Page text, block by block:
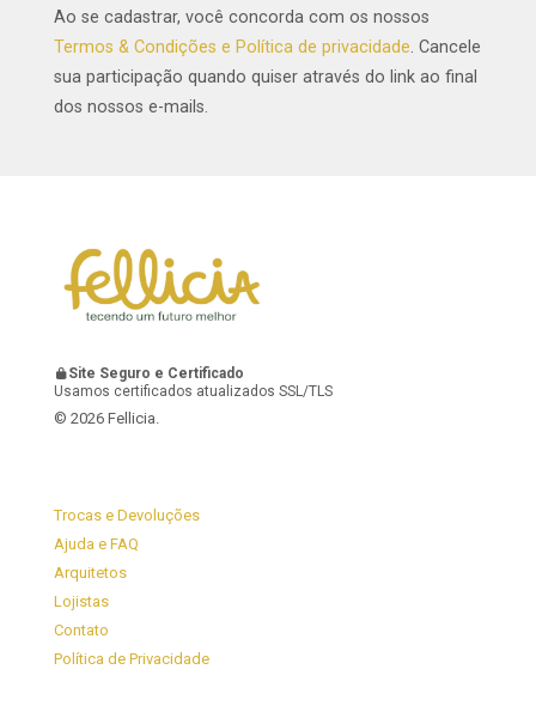
Ao se cadastrar, você concorda com os nossos
Termos & Condições e Política de privacidade . Cancele
sua participação quando quiser através do link ao final
dos nossos e-mails.
Site Seguro e Certificado
Usamos certificados atualizados SSL/TLS
© 2026 Fellicia.
Trocas e Devoluções
Ajuda e FAQ
Arquitetos
Lojistas
Contato
Política de Privacidade